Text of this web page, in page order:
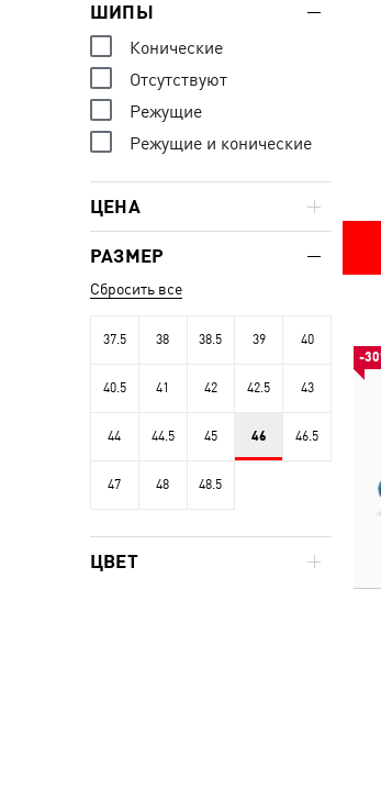
-
ШИПЫ
Конические
Отсутствуют
Режущие
Режущие и конические
ЦЕНА
РАЗМЕР
Сбросить все
37.5 38 38.5 39 40
40.5 41 42 42.5 43
44 44.5 45 46 46.5
47 48 48.5
ЦВЕТ